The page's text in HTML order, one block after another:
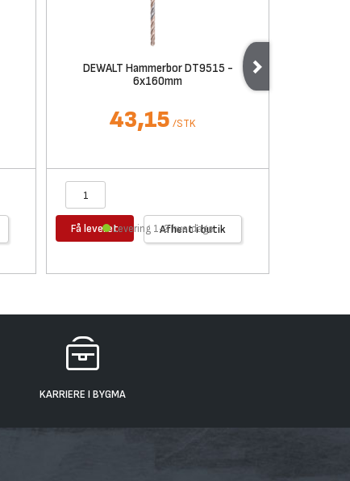
DEWALT Hammerbor DT9515 -
6x160mm
43,15 /STK
Få leveret Afhent i butik
Levering 1-2 hverdage
KARRIERE I BYGMA